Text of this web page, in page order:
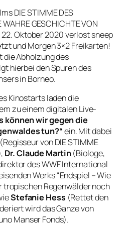
DIE STIMME DES
WAHRE GESCHICHTE VON
22. Oktober 2020 verlost sneep
und Morgen 3×2 Freikarten!
Abholzung des
hierbei den Spuren des
in Borneo.
Kinostarts laden die
zu einem digitalen Live-
können wir gegen die
tun?“ein. Mit dabei
(Regisseur von DIE STIMME
Dr. Claude Martin(Biologe,
des WWF International
Werks “Endspiel – Wie
tropischen Regenwälder noch
Stefanie Hess (Rettet den
wird das Ganze von
Manser Fonds).